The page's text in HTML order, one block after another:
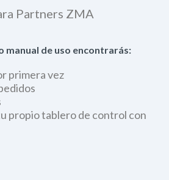
Partners ZMA
manual de uso encontrarás:
primera vez
propio tablero de control con